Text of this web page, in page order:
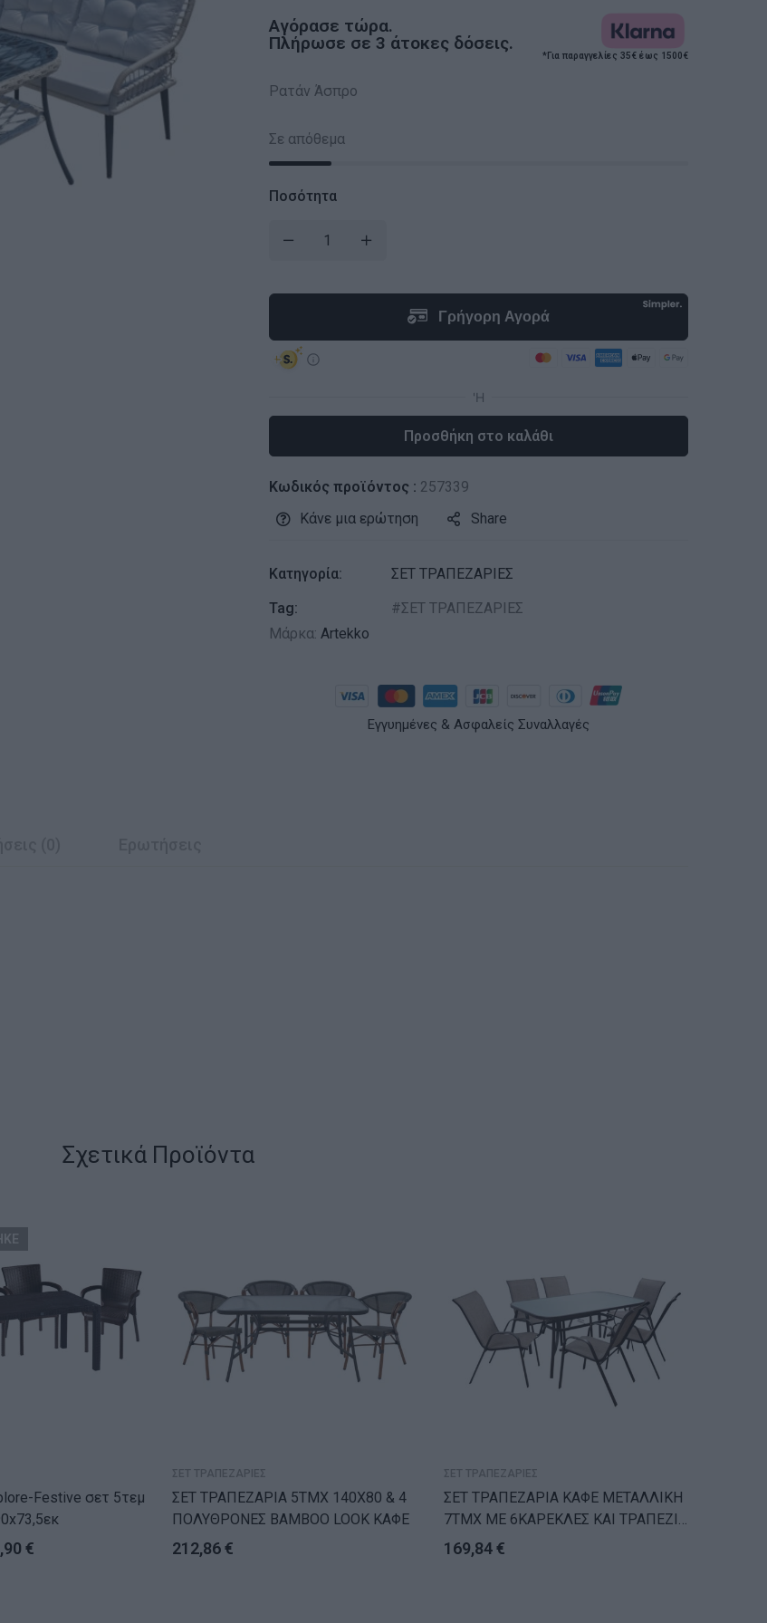
Αγόρασε τώρα.
Πλήρωσε σε 3 άτοκες δόσεις.
*Για παραγγελίες 35€ έως 1500€
Ρατάν Άσπρο
Σε απόθεμα
Ποσότητα
Προσθήκη στο καλάθι
Κωδικός προϊόντος : 257339
Κάνε μια ερώτηση
Share
Κατηγορία:
ΣΕΤ ΤΡΑΠΕΖΑΡΙΕΣ
Tag:
ΣΕΤ ΤΡΑΠΕΖΑΡΙΕΣ
Μάρκα: Artekko
Εγγυημένες & Ασφαλείς Συναλλαγές
Σχετικά Προϊόντα
σετ 5τεμ
€
ΣΕΤ ΤΡΑΠΕΖΑΡΙΕΣ
ΣΕΤ ΤΡΑΠΕΖΑΡΙΑ 5ΤΜΧ 140X80 & 4
ΠΟΛΥΘΡΟΝΕΣ BAMBOO LOOK ΚΑΦΕ
212,86€
ΣΕΤ ΤΡΑΠΕΖΑΡΙΕΣ
ΣΕΤ ΤΡΑΠΕΖΑΡΙΑ ΚΑΦΕ ΜΕΤΑΛΛΙΚΗ
7ΤΜΧ ΜΕ 6ΚΑΡΕΚΛΕΣ ΚΑΙ ΤΡΑΠΕΖΙ
160Χ90 HM5206.02
169,84€